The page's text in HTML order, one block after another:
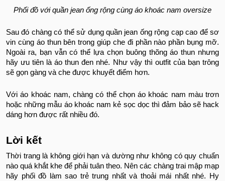
Phối đồ với quần jean ống rộng cùng áo khoác nam oversize
Sau đó chàng có thể sử dụng quần jean ống rộng cạp cao để sơ
vin cùng áo thun bên trong giúp che đi phần nào phần bụng mỡ.
Ngoài ra, bạn vẫn có thể lựa chọn buông thõng áo thun nhưng
hãy ưu tiên là áo thun đen nhé. Như vậy thì outfit của bạn trông
sẽ gọn gàng và che được khuyết điểm hơn.
Với áo khoác nam, chàng có thể chọn áo khoác nam màu trơn
hoặc những mẫu áo khoác nam kẻ sọc dọc thì đảm bảo sẽ hack
dáng hơn được rất nhiều đó.
Lời kết
Thời trang là không giới hạn và dường như không có quy chuẩn
nào quá khắt khe để phải tuân theo. Nên các chàng trai mập mạp
hãy phối đồ làm sao trẻ trung nhất và thoải mái nhất nhé. Hy